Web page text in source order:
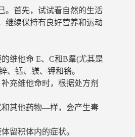
。首先，试试看自然的生活
继续保持有良好营养和运动
维他命 E、C和B羣(尤其是
、锰、镁、钾和铬。
充维他命时，根据处方剂
和其他药物—样，会产生毒
留积体内的症状。